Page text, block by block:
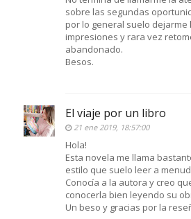
sobre las segundas
por lo general suelo
impresiones y rara vez
abandonado.
Besos.
El viaje por un libro
21 ene 2019, 18:57:00
Hola!
Esta novela me llama
estilo que suelo leer a
Conocía a la autora y creo
conocerla bien leyendo su
Un beso y gracias por la